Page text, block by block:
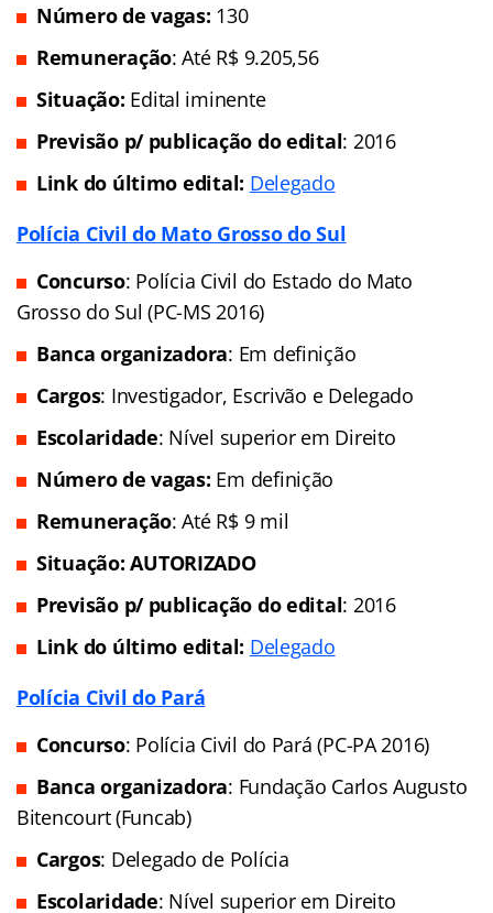
Número de vagas: 130
Remuneração: Até R$ 9.205,56
Situação: Edital iminente
Previsão p/ publicação do edital: 2016
Link do último edital: Delegado
Polícia Civil do Mato Grosso do Sul
Concurso: Polícia Civil do Estado do Mato
Grosso do Sul (PC-MS 2016)
Banca organizadora: Em definição
Cargos: Investigador, Escrivão e Delegado
Escolaridade: Nível superior em Direito
Número de vagas: Em definição
Remuneração: Até R$ 9 mil
Situação:AUTORIZADO
Previsão p/ publicação do edital: 2016
Link do último edital: Delegado
Polícia Civil do Pará
Concurso: Polícia Civil do Pará (PC-PA 2016)
Banca organizadora: Fundação Carlos Augusto
Bitencourt (Funcab)
Cargos: Delegado de Polícia
Escolaridade: Nível superior em Direito